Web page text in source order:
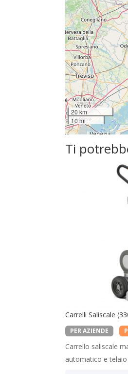
20 km
10 mi
Ti
Carrelli Saliscale
PER AZIENDE
Carrello saliscale
automatico e telaio